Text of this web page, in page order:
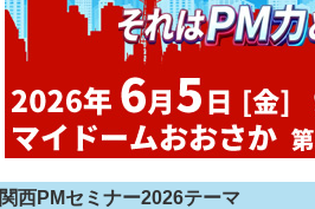
関西PMセミナー2026テーマ